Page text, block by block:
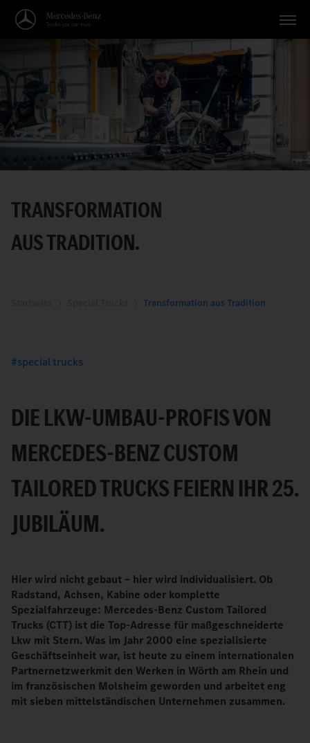
Fahrzeuge
Themen
Service
Deutsch
TRANSFORMATION
AUS TRADITION.
Transformation aus Tradition
special trucks
DIE LKW-UMBAU-PROFIS VON
MERCEDES-BENZ CUSTOM
TAILORED TRUCKS FEIERN IHR 25.
JUBILÄUM.
Hier wird nicht gebaut – hier wird individualisiert. Ob
Radstand, Achsen, Kabine oder komplette
Spezialfahrzeuge: Mercedes-Benz Custom Tailored
Trucks (CTT) ist die Top-Adresse für maßgeschneiderte
Lkw mit Stern. Was im Jahr 2000 eine spezialisierte
Geschäftseinheit war, ist heute zu einem internationalen
Partnernetzwerkmit den Werken in Wörth am Rhein und
im französischen Molsheim geworden und arbeitet eng
mit sieben mittelständischen Unternehmen zusammen.